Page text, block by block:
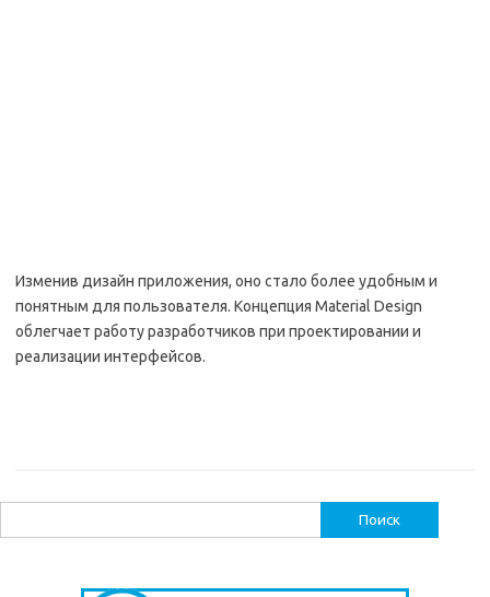
Изменив дизайн приложения, оно стало более удобным и
понятным для пользователя. Концепция Material Design
облегчает работу разработчиков при проектировании и
реализации интерфейсов.